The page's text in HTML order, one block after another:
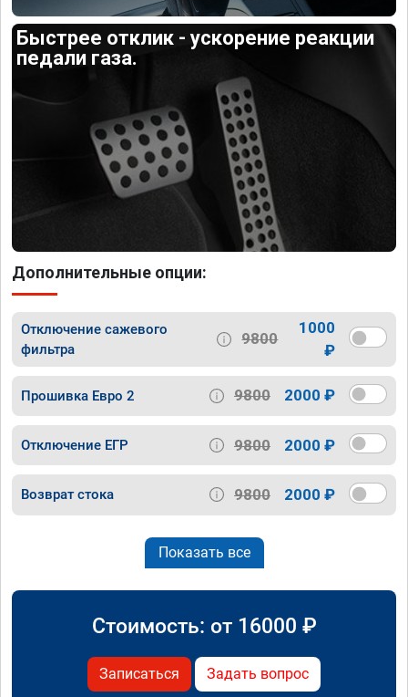
Быстрее отклик - ускорение реакции
педали газа.
Дополнительные опции:
Отключение сажевого
фильтра
9800
1000
₽
Прошивка Евро 2 9800 2000 ₽
Отключение ЕГР 9800 2000 ₽
Возврат стока 9800 2000 ₽
Показать все
Стоимость: от 16000 ₽
Записаться Задать вопрос